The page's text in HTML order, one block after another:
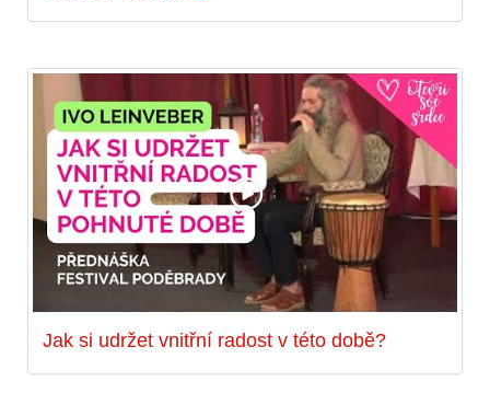
Jak si udržet vnitřní radost v této době?